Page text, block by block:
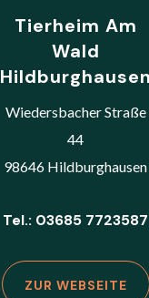
Tierheim Am
Wald
Wiedersbacher Straße
44
98646 Hildburghausen
Tel.: 03685 7723587
ZUR WEBSEITE